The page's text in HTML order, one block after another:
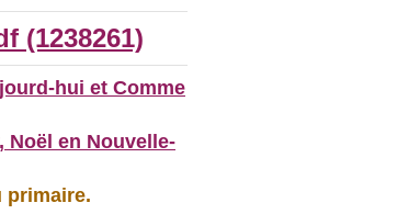
(1238261)
hui et Comme
Noël en Nouvelle-
primaire.